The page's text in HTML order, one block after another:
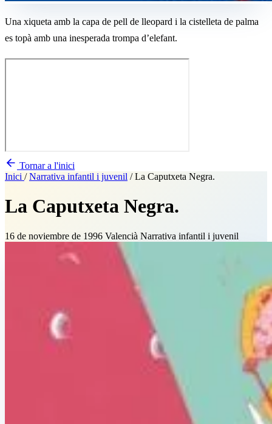
Una xiqueta amb la capa de pell de lleopard i la cistelleta de palma
es topà amb una inesperada trompa d’elefant.
Tornar a l'inici
Inici / Narrativa infantil i juvenil / La Caputxeta Negra.
La Caputxeta Negra.
16 de noviembre de 1996 Valencià Narrativa infantil i juvenil